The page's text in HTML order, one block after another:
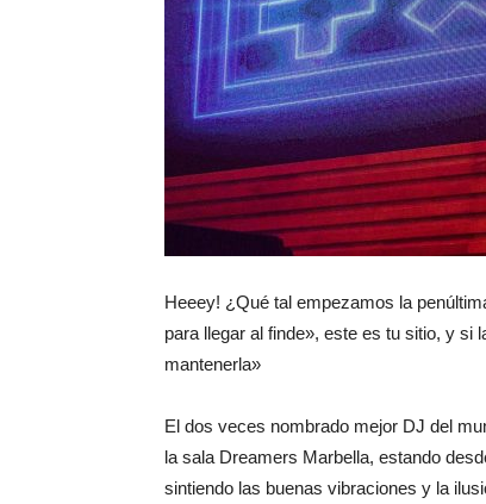
Heeey! ¿Qué tal empezamos la
para llegar al finde», este es tu sitio, y
mantenerla»
El dos veces nombrado mejor DJ del
la sala Dreamers Marbella, estando
sintiendo las buenas vibraciones y la